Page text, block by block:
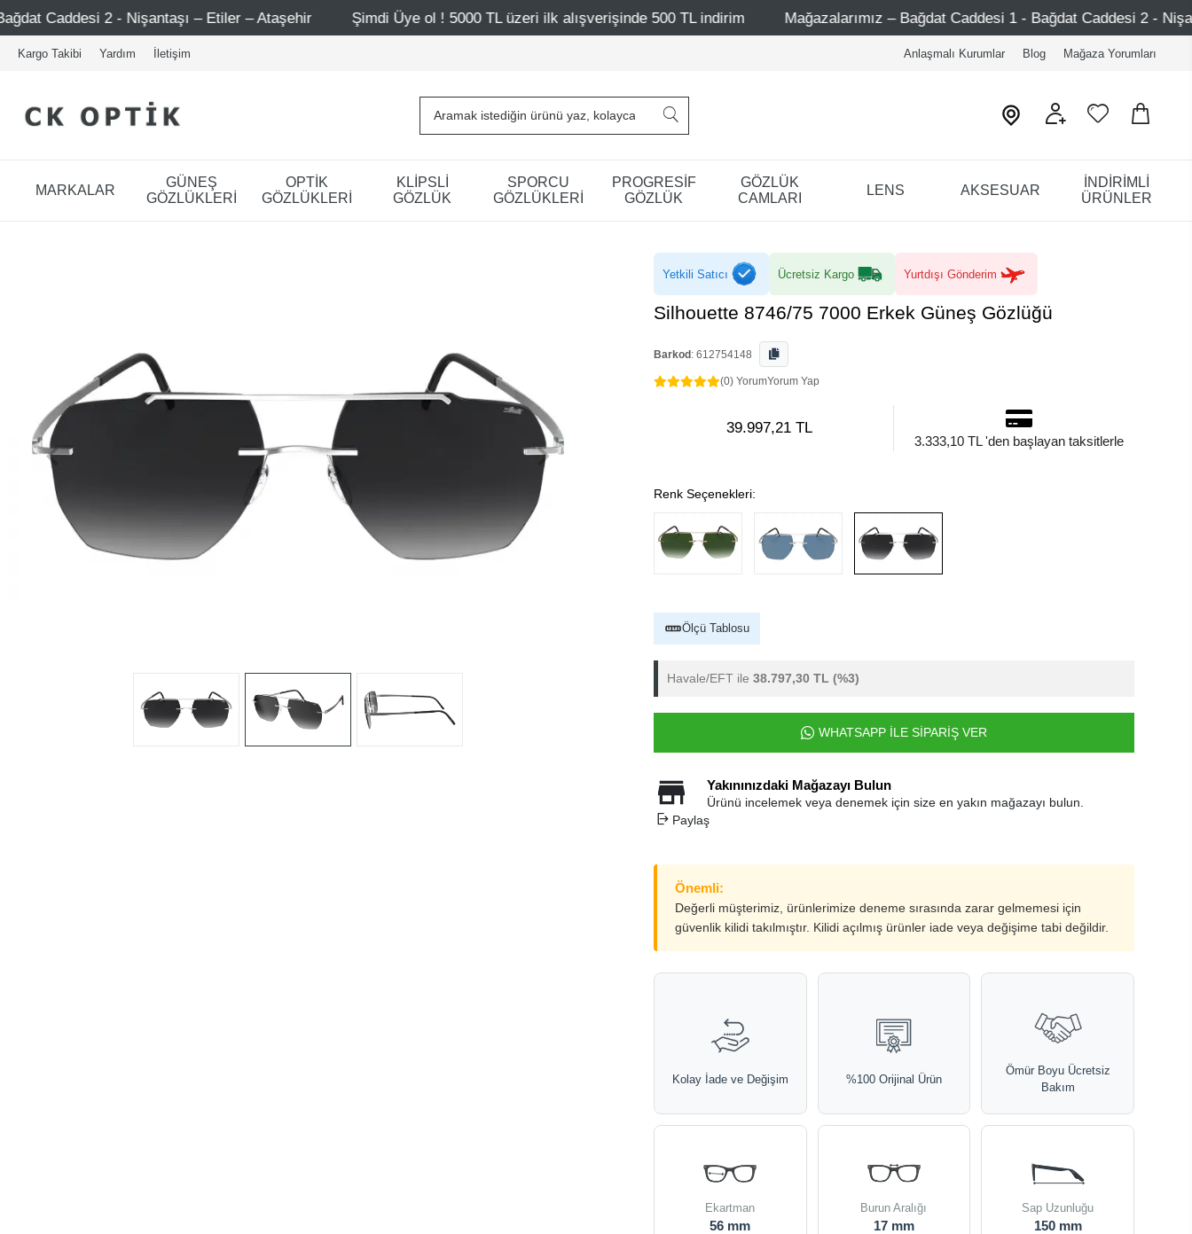
– Etiler – Ataşehir Şimdi Üye ol ! 5000 TL üzeri ilk alışverişinde 500 TL indirim Mağazalarımız – Bağdat Caddesi 1 - Bağdat Caddesi 2 - Nişantaşı – Etiler – Ataşehir
Kargo Takibi Yardım İletişim Anlaşmalı Kurumlar Blog Mağaza Yorumları
MARKALAR
GÜNEŞ
GÖZLÜKLERİ
OPTİK
GÖZLÜKLERİ
KLİPSLİ
GÖZLÜK
SPORCU
GÖZLÜKLERİ
PROGRESİF
GÖZLÜK
GÖZLÜK
CAMLARI
LENS AKSESUAR
İNDİRİMLİ
ÜRÜNLER
Yetkili Satıcı Ücretsiz Kargo Yurtdışı Gönderim
Silhouette 8746/75 7000 Erkek Güneş Gözlüğü
Barkod : 612754148
(0) YorumYorum Yap
39.997,21 TL
3.333,10 TL 'den başlayan taksitlerle
Renk Seçenekleri:
Ölçü Tablosu
Havale/EFT ile 38.797,30 TL (%3)
WHATSAPP İLE SİPARİŞ VER
Yakınınızdaki Mağazayı Bulun
Ürünü incelemek veya denemek için size en yakın mağazayı bulun.
Paylaş
Önemli:
Değerli müşterimiz, ürünlerimize deneme sırasında zarar gelmemesi için
güvenlik kilidi takılmıştır. Kilidi açılmış ürünler iade veya değişime tabi değildir.
Kolay İade ve Değişim %100 Orijinal Ürün
Ömür Boyu Ücretsiz
Bakım
Ekartman
56 mm
Burun Aralığı
17 mm
Sap Uzunluğu
150 mm